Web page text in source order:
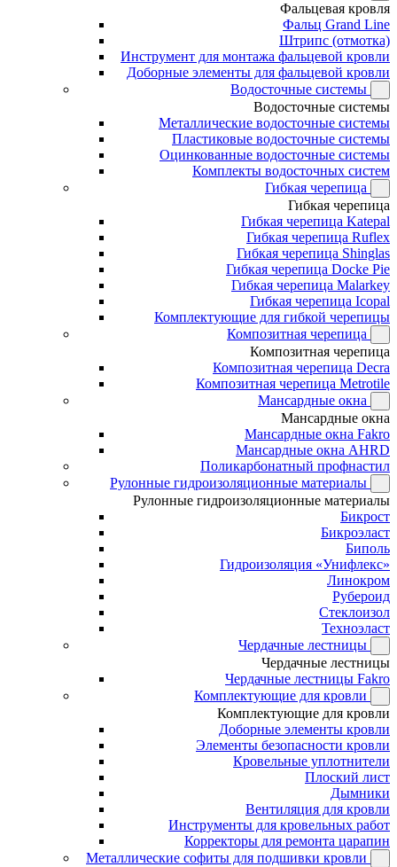
Фальцевая кровля
Фальц Grand Line
Штрипс (отмотка)
Инструмент для монтажа фальцевой кровли
Доборные элементы для фальцевой кровли
Водосточные системы
Водосточные системы
Металлические водосточные системы
Пластиковые водосточные системы
Оцинкованные водосточные системы
Комплекты водосточных систем
Гибкая черепица
Гибкая черепица
Гибкая черепица Katepal
Гибкая черепица Ruflex
Гибкая черепица Shinglas
Гибкая черепица Docke Pie
Гибкая черепица Malarkey
Гибкая черепица Icopal
Комплектующие для гибкой черепицы
Композитная черепица
Композитная черепица
Композитная черепица Decra
Композитная черепица Metrotile
Мансардные окна
Мансардные окна
Мансардные окна Fakro
Мансардные окна AHRD
Поликарбонатный профнастил
Рулонные гидроизоляционные материалы
Рулонные гидроизоляционные материалы
Бикрост
Бикроэласт
Биполь
Гидроизоляция «Унифлекс»
Линокром
Рубероид
Стеклоизол
Техноэласт
Чердачные лестницы
Чердачные лестницы
Чердачные лестницы Fakro
Комплектующие для кровли
Комплектующие для кровли
Доборные элементы кровли
Элементы безопасности кровли
Кровельные уплотнители
Плоский лист
Дымники
Вентиляция для кровли
Инструменты для кровельных работ
Корректоры для ремонта царапин
Металлические софиты для подшивки кровли